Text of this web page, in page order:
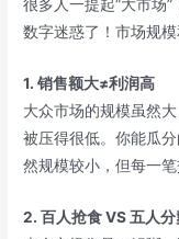
很多人一提起“大市场
数字迷惑了！市场规
1. 销售额大≠利润高
大众市场的规模虽然
被压得很低。你能瓜
然规模较小，但每一笔
2. 百人抢食 VS 五人分